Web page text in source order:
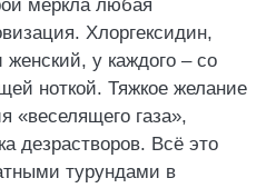
меркла любая
Хлоргексидин,
у каждого – со
ноткой. Тяжкое желание
«веселящего газа»,
дезрастворов. Всё это
турундами в